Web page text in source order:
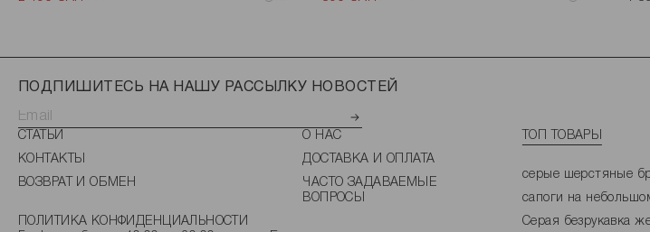
ПОДПИШИТЕСЬ НА НАШУ РАССЫЛКУ НОВОСТЕЙ
СТАТЬИ
О НАС
КОНТАКТЫ
ДОСТАВКА И ОПЛАТА
ВОЗВРАТ И ОБМЕН
ЧАСТО ЗАДАВАЕМЫЕ
ВОПРОСЫ
ПОЛИТИКА КОНФИДЕНЦИАЛЬНОСТИ
ТОП ТОВАРЫ
серые шерстяные
сапоги на
Серая безрукавка